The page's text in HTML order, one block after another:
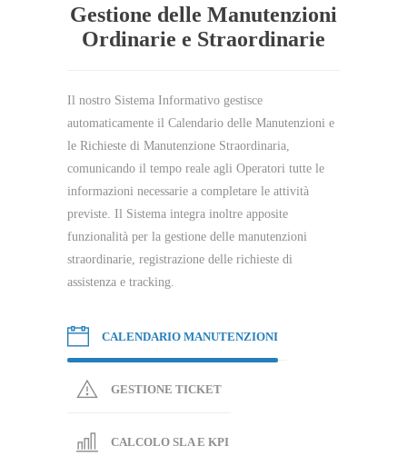
Gestione delle Manutenzioni
Ordinarie e Straordinarie
Il nostro Sistema Informativo gestisce
automaticamente il Calendario delle Manutenzioni e
le Richieste di Manutenzione Straordinaria,
comunicando il tempo reale agli Operatori tutte le
informazioni necessarie a completare le attività
previste. Il Sistema integra inoltre apposite
funzionalità per la gestione delle manutenzioni
straordinarie, registrazione delle richieste di
assistenza e tracking.
CALENDARIO MANUTENZIONI
GESTIONE TICKET
CALCOLO SLA E KPI